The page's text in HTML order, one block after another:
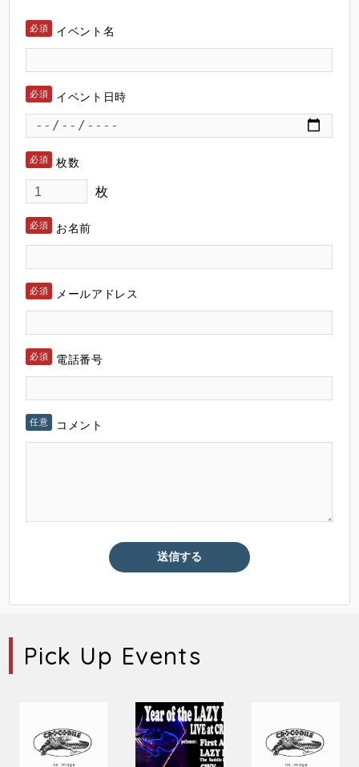
イベント名
イベント日時
枚数
枚
お名前
メールアドレス
電話番号
コメント
Pick Up Events